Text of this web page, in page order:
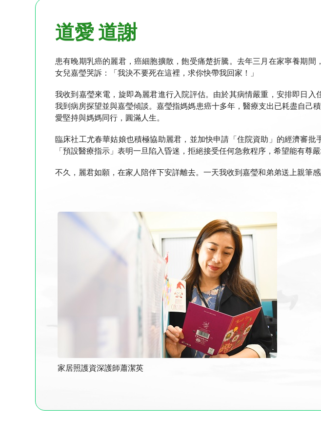
道愛 道謝
患有晚期乳癌的麗君，癌細胞擴散，飽受痛楚折騰。去年三月在家寧養期
女兒嘉瑩哭訴：「我決不要死在這裡，求你快帶我回家！」
我收到嘉瑩來電，旋即為麗君進行入院評估。由於其病情嚴重，安排即日
我到病房探望並與嘉瑩傾談。嘉瑩指媽媽患癌十多年，醫療支出已耗盡自
愛堅持與媽媽同行，圓滿人生。
臨床社工尤春華姑娘也積極協助麗君，並加快申請「住院資助」的經濟審
「預設醫療指示」表明一旦陷入昏迷，拒絕接受任何急救程序，希望能有尊
不久，麗君如願，在家人陪伴下安詳離去。一天我收到嘉瑩和弟弟送上親筆
家居照護資深護師蕭潔英